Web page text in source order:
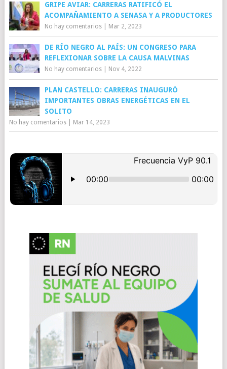
GRIPE AVIAR: CARRERAS RATIFICÓ EL
ACOMPAÑAMIENTO A SENASA Y A PRODUCTORES
No hay comentarios| Mar 2, 2023
DE RÍO NEGRO AL PAÍS: UN CONGRESO PARA
REFLEXIONAR SOBRE LA CAUSA MALVINAS
No hay comentarios| Nov 4, 2022
PLAN CASTELLO: CARRERAS INAUGURÓ
IMPORTANTES OBRAS ENERGÉTICAS EN EL
SOLITO
No hay comentarios| Mar 14, 2023